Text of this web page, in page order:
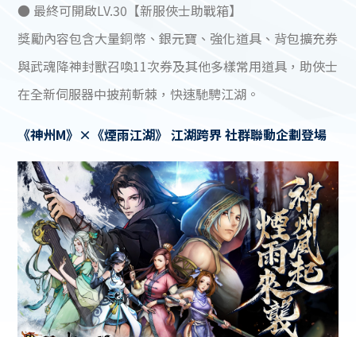
● 最終可開啟LV.30【新服俠士助戰箱】
獎勵內容包含大量銅幣、銀元寶、強化道具、背包擴充券
與武魂降神封獸召喚11次券及其他多樣常用道具，助俠士
在全新伺服器中披荊斬棘，快速馳騁江湖。
《神州M》×《煙雨江湖》 江湖跨界 社群聯動企劃登場